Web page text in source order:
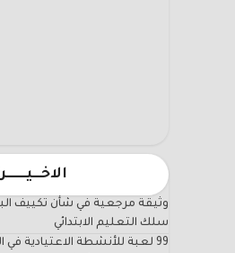
وثيقة مرجعية في شأن تكييف
سلك التعليم الابتدائي
99 لعبة للأنشطة الاعتيادية